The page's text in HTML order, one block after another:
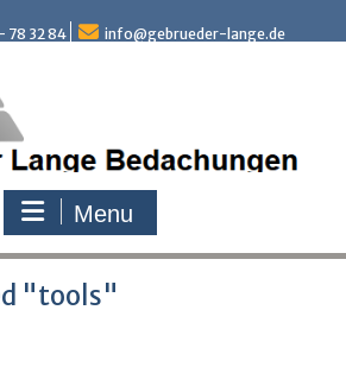
78 32 84 info@gebrueder-lange.de
Menu
"tools"